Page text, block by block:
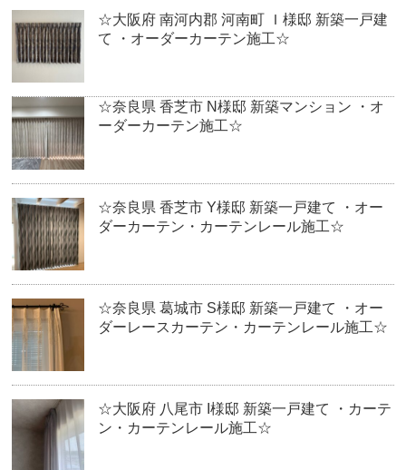
☆大阪府 南河内郡 河南町 Ｉ様邸 新築一戸建
て ・オーダーカーテン施工☆
☆奈良県 香芝市 N様邸 新築マンション ・オ
ーダーカーテン施工☆
☆奈良県 香芝市 Y様邸 新築一戸建て ・オー
ダーカーテン・カーテンレール施工☆
☆奈良県 葛城市 S様邸 新築一戸建て ・オー
ダーレースカーテン・カーテンレール施工☆
☆大阪府 八尾市 I様邸 新築一戸建て ・カーテ
ン・カーテンレール施工☆